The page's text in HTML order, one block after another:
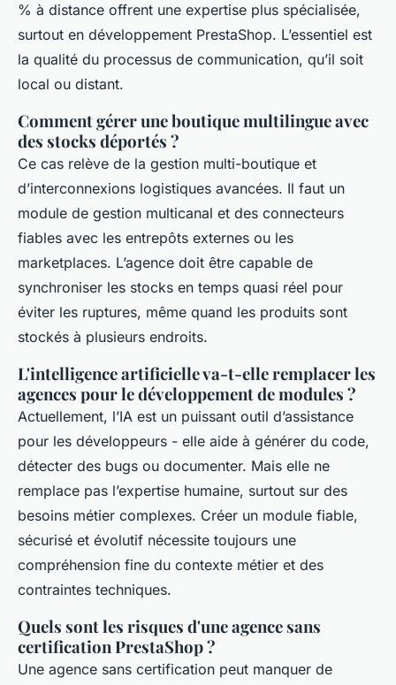
% à distance offrent une expertise plus spécialisée,
surtout en développement PrestaShop. L’essentiel est
la qualité du processus de communication, qu’il soit
local ou distant.
Comment gérer une boutique multilingue avec
des stocks déportés ?
Ce cas relève de la gestion multi-boutique et
d’interconnexions logistiques avancées. Il faut un
module de gestion multicanal et des connecteurs
fiables avec les entrepôts externes ou les
marketplaces. L’agence doit être capable de
synchroniser les stocks en temps quasi réel pour
éviter les ruptures, même quand les produits sont
stockés à plusieurs endroits.
L'intelligence artificielle va-t-elle remplacer les
agences pour le développement de modules ?
Actuellement, l’IA est un puissant outil d’assistance
pour les développeurs - elle aide à générer du code,
détecter des bugs ou documenter. Mais elle ne
remplace pas l’expertise humaine, surtout sur des
besoins métier complexes. Créer un module fiable,
sécurisé et évolutif nécessite toujours une
compréhension fine du contexte métier et des
contraintes techniques.
Quels sont les risques d'une agence sans
certification PrestaShop ?
Une agence sans certification peut manquer de